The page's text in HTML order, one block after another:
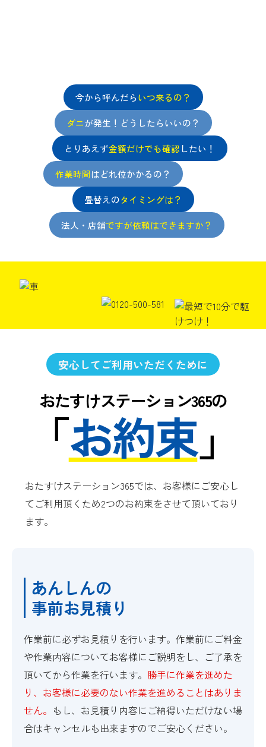
今から呼んだらいつ来るの？
ダニが発生！どうしたらいいの？
とりあえず金額だけでも確認したい！
作業時間はどれ位かかるの？
畳替えのタイミングは？
法人・店舗ですが依頼はできますか？
安心してご利用いただくために
おたすけステーション365の
「お約束」
おたすけステーション365では、お客様にご安心し
てご利用頂くため2つのお約束をさせて頂いており
ます。
あんしんの
事前お見積り
作業前に必ずお見積りを行います。作業前にご料金
や作業内容についてお客様にご説明をし、ご了承を
頂いてから作業を行います。 勝手に作業を進めた
り、お客様に必要のない作業を進めることはありま
せん。 もし、お見積り内容にご納得いただけない場
合はキャンセルも出来ますのでご安心ください。